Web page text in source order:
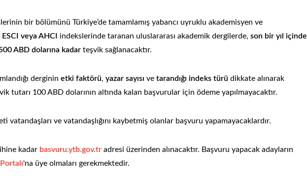
bir bölümünü Türkiye’de tamamlamış yabancı uyruklu akademisyen ve
ESCI veya AHCI indekslerinde taranan uluslararası akademik dergilerde, son bir yıl içinde
ABD dolarına kadar teşvik sağlanacaktır.
derginin etki faktörü, yazar sayısı ve tarandığı indeks türü dikkate alınarak
tutarı 100 ABD dolarının altında kalan başvurular için ödeme yapılmayacaktır.
vatandaşları ve vatandaşlığını kaybetmiş olanlar başvuru yapamayacaklardır.
kadar basvuru.ytb.gov.tr adresi üzerinden alınacaktır. Başvuru yapacak adayların
'na üye olmaları gerekmektedir.
2026-1.
Türkiye Mezunları
Programı 2026 2.
Dönem Başvuruları
Devamı...
Programı 2026-1.
Dönem Sonuçları
Devamı...